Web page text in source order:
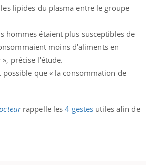
lipides du plasma entre le groupe
hommes étaient plus susceptibles de
moins d'aliments en
précise l'étude.
que « la consommation de
rappelle les4 gestes utiles afin de